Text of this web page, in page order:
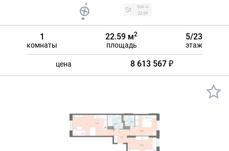
1
комнаты
22.59 м2
площадь
5/23
этаж
цена 8 613 567 ₽